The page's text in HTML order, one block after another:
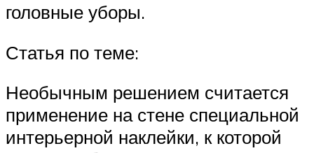
головные уборы.
Статья по теме:
Необычным решением считается
применение на стене специальной
интерьерной наклейки, к которой